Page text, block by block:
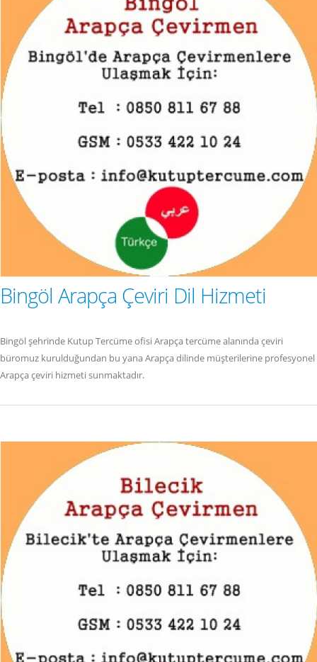
Bingöl Arapça Çeviri Dil Hizmeti
Bingöl şehrinde Kutup Tercüme ofisi Arapça tercüme alanında çeviri
büromuz kurulduğundan bu yana Arapça dilinde müşterilerine profesyonel
Arapça çeviri hizmeti sunmaktadır.